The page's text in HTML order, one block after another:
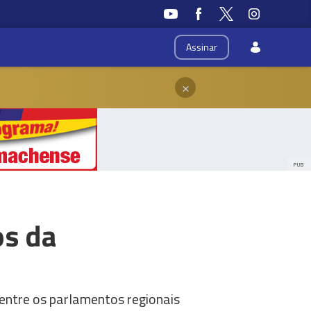
Assinar
×
PUB
da
os parlamentos regionais